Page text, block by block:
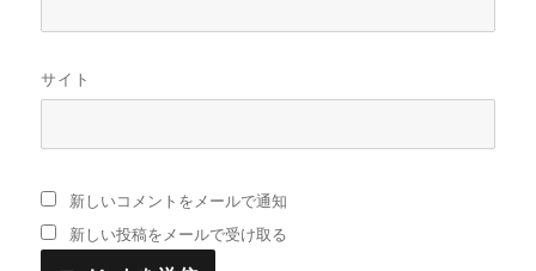
サイト
新しいコメントをメールで通知
新しい投稿をメールで受け取る